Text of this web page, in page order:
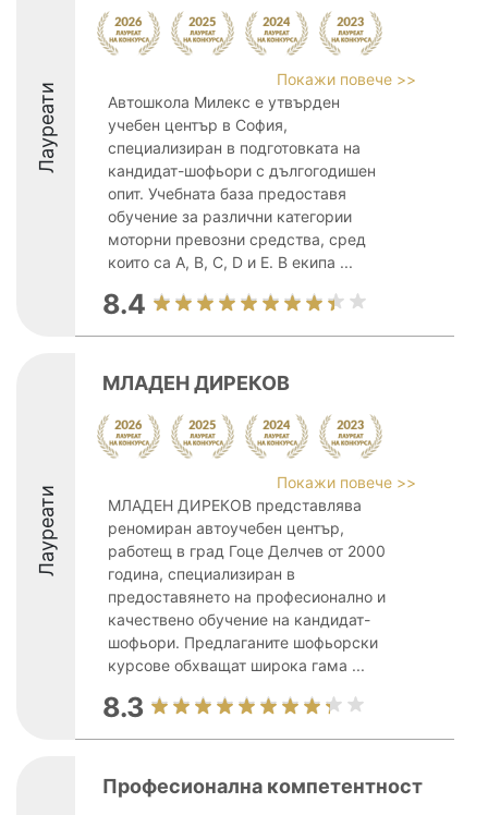
Лауреати
Покажи повече >>
Автошкола Милекс е утвърден
учебен център в София,
специализиран в подготовката на
кандидат-шофьори с дългогодишен
опит. Учебната база предоставя
обучение за различни категории
моторни превозни средства, сред
които са A, B, C, D и E. В екипа ...
8.4
Лауреати
МЛАДЕН ДИРЕКОВ
Покажи повече >>
МЛАДЕН ДИРЕКОВ представлява
реномиран автоучебен център,
работещ в град Гоце Делчев от 2000
година, специализиран в
предоставянето на професионално и
качествено обучение на кандидат-
шофьори. Предлаганите шофьорски
курсове обхващат широка гама ...
8.3
Професионална компетентност